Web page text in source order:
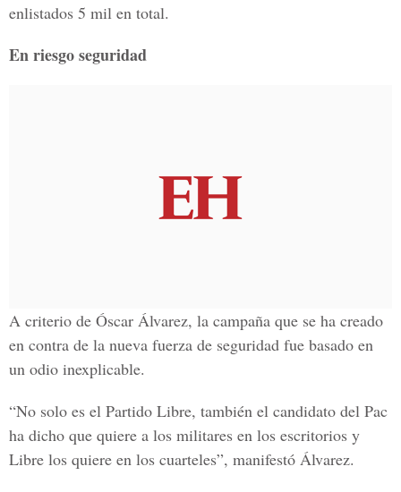
enlistados 5 mil en total.
En riesgo seguridad
A criterio de Óscar Álvarez, la campaña que se ha creado
en contra de la nueva fuerza de seguridad fue basado en
un odio inexplicable.
“No solo es el Partido Libre, también el candidato del Pac
ha dicho que quiere a los militares en los escritorios y
Libre los quiere en los cuarteles”, manifestó Álvarez.